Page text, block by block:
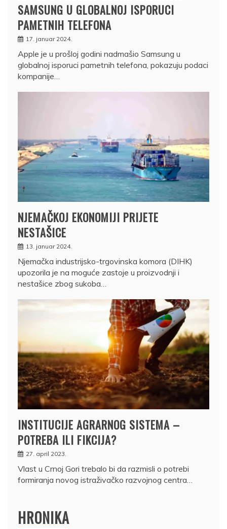
SAMSUNG U GLOBALNOJ ISPORUCI
PAMETNIH TELEFONA
17. januar 2024.
Apple je u prošloj godini nadmašio Samsung u
globalnoj isporuci pametnih telefona, pokazuju podaci
kompanije…
NJEMAČKOJ EKONOMIJI PRIJETE
NESTAŠICE
13. januar 2024.
Njemačka industrijsko-trgovinska komora (DIHK)
upozorila je na moguće zastoje u proizvodnji i
nestašice zbog sukoba…
INSTITUCIJE AGRARNOG SISTEMA –
POTREBA ILI FIKCIJA?
27. april 2023.
Vlast u Crnoj Gori trebalo bi da razmisli o potrebi
formiranja novog istraživačko razvojnog centra…
HRONIKA